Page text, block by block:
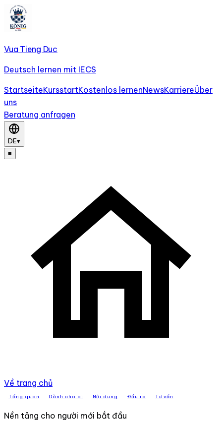
Vua Tieng Duc
Deutsch lernen mit IECS
StartseiteKursstartKostenlos lernenNewsKarriereÜber
uns
Beratung anfragen
DE▾
≡
Về trang chủ
Tổng quan Dành cho ai Nội dung Đầu ra Tư vấn
Nền tảng cho người mới bắt đầu